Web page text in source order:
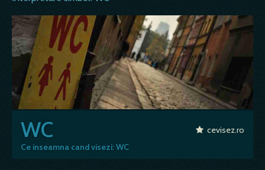
WC
Ce inseamna cand visezi: WC
cevisez.ro